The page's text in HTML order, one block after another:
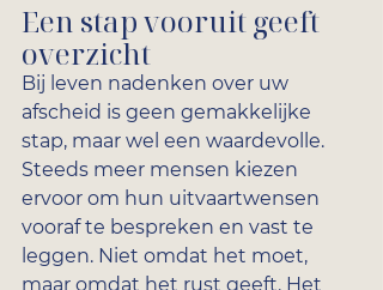
Een stap vooruit geeft
overzicht
Bij leven nadenken over uw
afscheid is geen gemakkelijke
stap, maar wel een waardevolle.
Steeds meer mensen kiezen
ervoor om hun uitvaartwensen
vooraf te bespreken en vast te
leggen. Niet omdat het moet,
maar omdat het rust geeft. Het